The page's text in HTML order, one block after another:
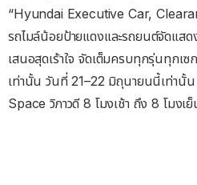
“Hyundai Executive Car,
รถไมล์น้อยป้ายแดงและรถยนต์จัดแส
เสนอสุดเร้าใจ จัดเต็มครบทุกรุ่นทุกเ
เท่านั้น วันที่ 21–22 มิถุนายนนี้เท่า
Space วิภาวดี 8 โมงเช้า ถึง 8 โมงเ